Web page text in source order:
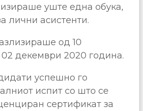
уште една обука,
лични асистенти.
од 10
декември 2020 година.
успешно го
испит со што се
сертификат за